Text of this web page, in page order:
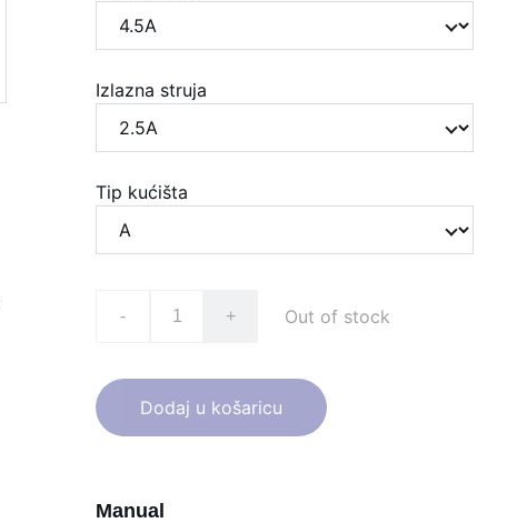
Izlazna struja
Tip kućišta
- + Out of stock
Dodaj u košaricu
Manual